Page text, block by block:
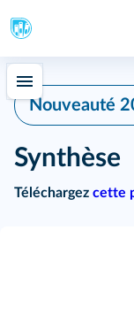
Nouveauté
Synthèse
Téléchargez cette